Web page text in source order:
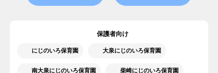
保護者向け
にじのいろ保育園 大泉にじのいろ保育園
南大泉にじのいろ保育園 柴崎にじのいろ保育園